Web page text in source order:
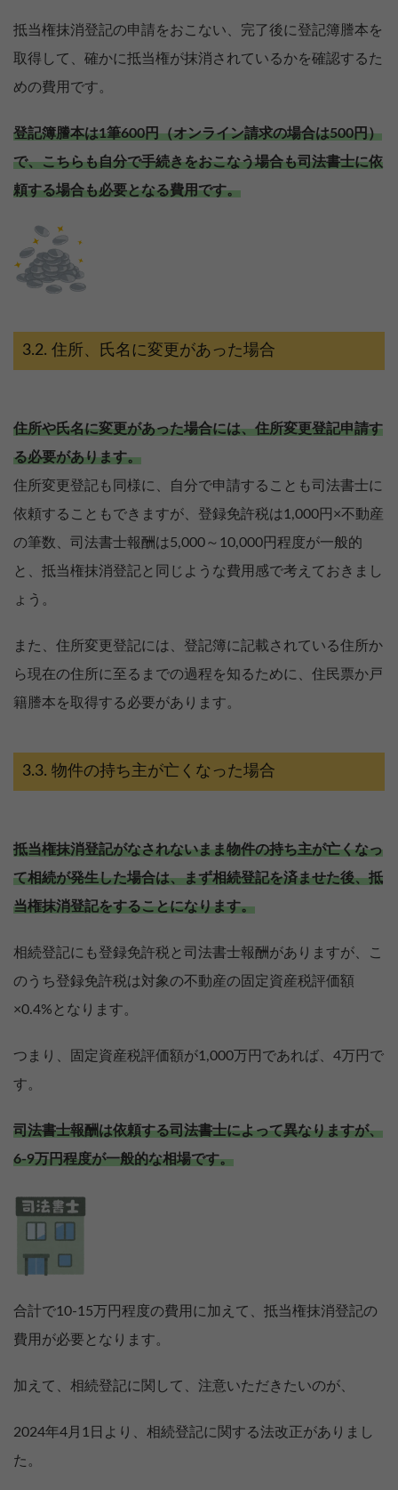
抵当権抹消登記の申請をおこない、完了後に登記簿謄本を
取得して、確かに抵当権が抹消されているかを確認するた
めの費用です。
登記簿謄本は1筆600円（オンライン請求の場合は500円）
で、こちらも自分で手続きをおこなう場合も司法書士に依
頼する場合も必要となる費用です。
住所、氏名に変更があった場合
住所や氏名に変更があった場合には、住所変更登記申請す
る必要があります。
住所変更登記も同様に、自分で申請することも司法書士に
依頼することもできますが、登録免許税は1,000円×不動産
の筆数、司法書士報酬は5,000～10,000円程度が一般的
と、抵当権抹消登記と同じような費用感で考えておきまし
ょう。
また、住所変更登記には、登記簿に記載されている住所か
ら現在の住所に至るまでの過程を知るために、住民票か戸
籍謄本を取得する必要があります。
物件の持ち主が亡くなった場合
抵当権抹消登記がなされないまま物件の持ち主が亡くなっ
て相続が発生した場合は、まず相続登記を済ませた後、抵
当権抹消登記をすることになります。
相続登記にも登録免許税と司法書士報酬がありますが、こ
のうち登録免許税は対象の不動産の固定資産税評価額
×0.4%となります。
つまり、固定資産税評価額が1,000万円であれば、4万円で
す。
司法書士報酬は依頼する司法書士によって異なりますが、
6-9万円程度が一般的な相場です。
合計で10-15万円程度の費用に加えて、抵当権抹消登記の
費用が必要となります。
加えて、相続登記に関して、注意いただきたいのが、
2024年4月1日より、相続登記に関する法改正がありまし
た。